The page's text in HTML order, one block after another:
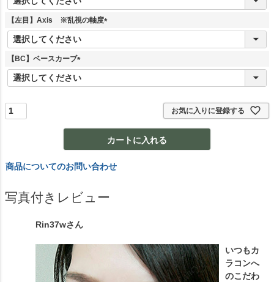
須
【左目】Axis ※乱視の軸度
(
【BC】ベースカーブ
(
必
お気に入りに登録する
カートに入れる
商品についてのお問い合わせ
写真付きレビュー
Rin37wさん
いつもカ
ラコンへ
のこだわ